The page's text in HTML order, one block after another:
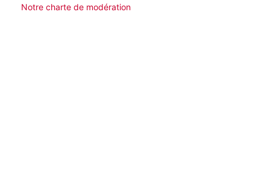
Notre charte de modération